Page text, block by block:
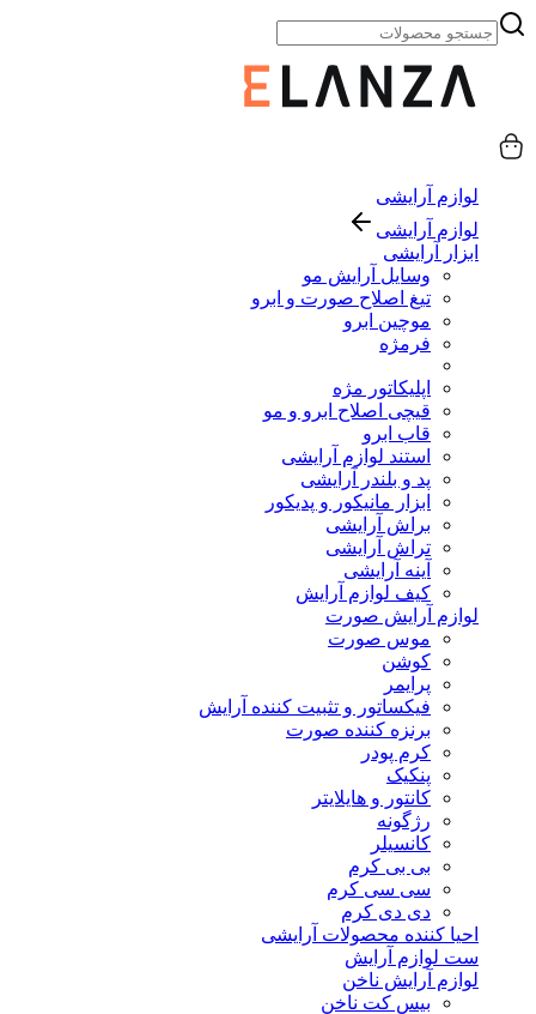
لوازم آرایشی
لوازم آرایشی
ابزار آرایشی
وسایل آرایش مو
تیغ اصلاح صورت و ابرو
موچین ابرو
فرمژه
اپلیکاتور مژه
قیچی اصلاح ابرو و مو
قاب ابرو
استند لوازم آرایشی
پد و بلندر آرایشی
ابزار مانیکور و پدیکور
براش آرایشی
تراش آرایشی
آینه آرایشی
کیف لوازم آرایش
لوازم آرایش صورت
موس صورت
کوشن
پرایمر
فیکساتور و تثبیت کننده آرایش
برنزه کننده صورت
کرم پودر
پنکیک
کانتور و هایلایتر
رژگونه
کانسیلر
بی بی کرم
سی سی کرم
دی دی کرم
احیا کننده محصولات آرایشی
ست لوازم آرایش
لوازم آرایش ناخن
بیس کت ناخن